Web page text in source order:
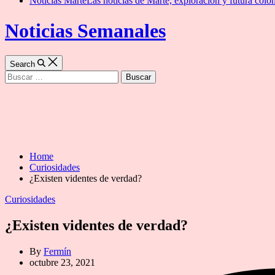
Noticias Semanales
Search
Buscar:
Home
Curiosidades
¿Existen videntes de verdad?
Categories
Curiosidades
¿Existen videntes de verdad?
By Fermín
octubre 23, 2021